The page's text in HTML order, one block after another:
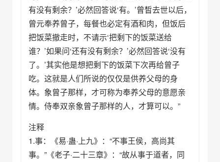
有没有剩余？’必然回答说‘有。’曾皙去世以后，
曾元奉养曾子，每餐也必定有酒和肉，但饭后
把饭菜撤走时，不请示‘把剩下的饭菜送给
谁？’如果问‘还有没有剩余？’必然回答说‘没有
了。’其实他是想把剩下的饭菜下次再给曾子
吃。这就是人们所说的仅仅是供养父母的身
体。象曾子那样，才可称为奉养父母的意愿亲
情。侍奉双亲象曾子那样的人，才算可以。”
注释
1.事：《易·蛊·上九》：“不事王侯，高尚其
事。”《老子·二十三章》：“故从事于道者，同